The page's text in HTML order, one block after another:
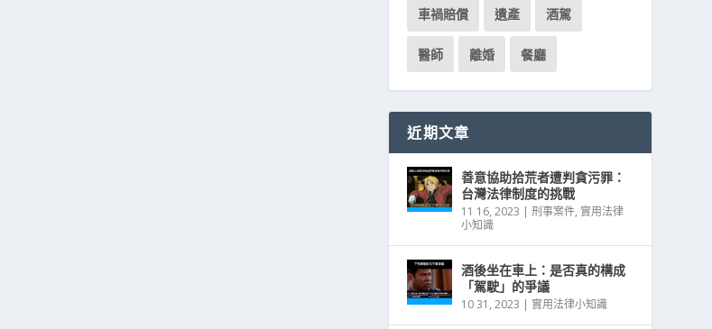
車禍賠償 遺產 酒駕
醫師 離婚 餐廳
近期文章
善意協助拾荒者遭判貪污罪：
台灣法律制度的挑戰
11 16, 2023 |刑事案件, 實用法律
小知識
酒後坐在車上：是否真的構成
「駕駛」的爭議
10 31, 2023 | 實用法律小知識